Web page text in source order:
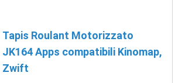
Tapis Roulant Motorizzato
JK164 Apps compatibili Kinomap,
Zwift